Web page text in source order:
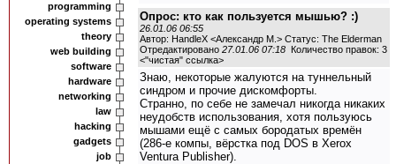
programming
operating systems
theory
web building
software
hardware
networking
law
hacking
gadgets
job
Опрос: кто как пользуется мышью? :)
26.01.06 06:55
Автор: HandleX <Александр М.> Статус: The Elderman
Отредактировано 27.01.06 07:18 Количество правок: 3
<"чистая" ссылка>
Знаю, некоторые жалуются на туннельный
синдром и прочие дискомфорты.
Странно, по себе не замечал никогда никаких
неудобств использования, хотя пользуюсь
мышами ещё с самых бородатых времён
(286-е компы, вёрстка под DOS в Xerox
Ventura Publisher).